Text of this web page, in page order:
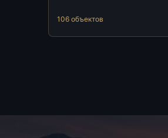
106 объектов